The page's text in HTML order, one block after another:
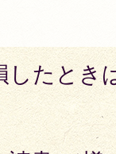
したとき